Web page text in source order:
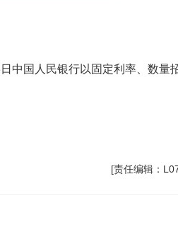
中国人民银行以固定利率、数量
[责任编辑：